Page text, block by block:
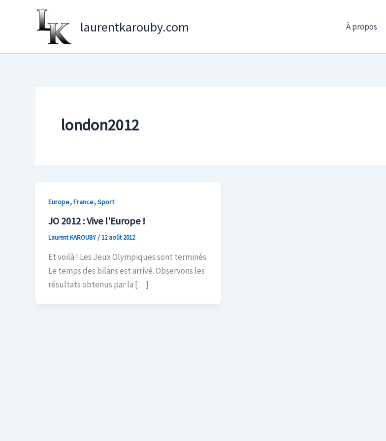
laurentkarouby.com À propos
london2012
Europe,France,Sport
JO 2012 : Vive l’Europe !
Laurent KAROUBY/ 12 août 2012
Et voilà ! Les Jeux Olympiques sont terminés.
Le temps des bilans est arrivé. Observons les
résultats obtenus par la […]